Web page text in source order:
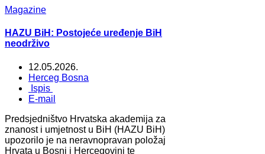
Magazine
HAZU BiH: Postojeće uređenje BiH
neodrživo
12.05.2026.
Herceg Bosna
Ispis
E-mail
Predsjedništvo Hrvatska akademija za
znanost i umjetnost u BiH (HAZU BiH)
upozorilo je na neravnopravan položaj
Hrvata u Bosni i Hercegovini te